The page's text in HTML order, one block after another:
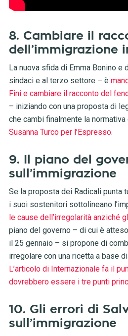
8. Cambiare il
dell’immigrazione
La nuova sfida di Emma Bonino
sindaci e al terzo settore – è
Fini e cambiare il racconto del
– iniziando con una proposta di
che cambi finalmente la
Susanna Turco per l’Espresso.
9. Il piano del
sull’immigrazione
Se la proposta dei Radicali punta
i suoi sostenitori sottolineano
le cause dell’irregolarità anziché
piano del governo – di cui è
il 25 gennaio – si propone di
irregolare con una ricetta a base
L’articolo di Internazionale fa il
dovrebbero essere i tre punti
10. Gli errori di
sull’immigrazione